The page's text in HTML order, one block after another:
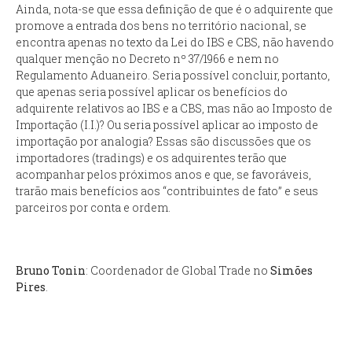
Ainda, nota-se que essa definição de que é o adquirente que
promove a entrada dos bens no território nacional, se
encontra apenas no texto da Lei do IBS e CBS, não havendo
qualquer menção no Decreto nº 37/1966 e nem no
Regulamento Aduaneiro. Seria possível concluir, portanto,
que apenas seria possível aplicar os benefícios do
adquirente relativos ao IBS e a CBS, mas não ao Imposto de
Importação (I.I.)? Ou seria possível aplicar ao imposto de
importação por analogia? Essas são discussões que os
importadores (tradings) e os adquirentes terão que
acompanhar pelos próximos anos e que, se favoráveis,
trarão mais benefícios aos “contribuintes de fato” e seus
parceiros por conta e ordem.
Bruno Tonin: Coordenador de Global Trade no Simões
Pires